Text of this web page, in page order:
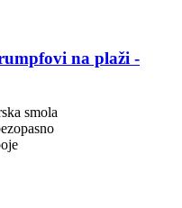
na plaži -​
smola